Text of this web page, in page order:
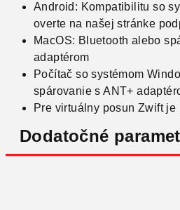
Android: Kompatibilitu so
overte na našej stránke
MacOS: Bluetooth alebo
adaptérom
Počítač so systémom
spárovanie s ANT+
Pre virtuálny posun Zwift je
Dodatočné